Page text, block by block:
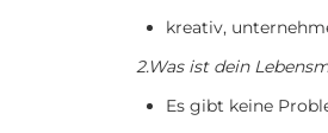
kreativ,
2.Was ist dein
Es gibt keine